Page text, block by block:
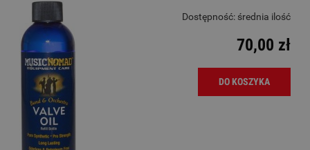
Dostępność: średnia ilość
70,00 zł
DO KOSZYKA